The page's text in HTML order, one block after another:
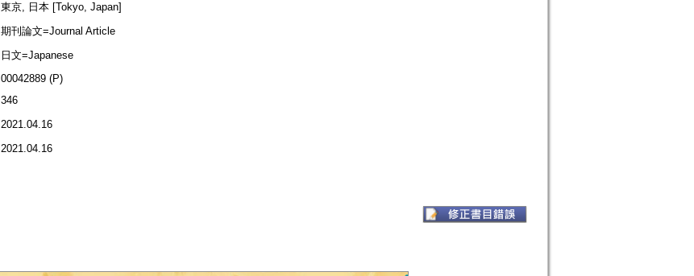
東京, 日本 [Tokyo, Japan]
期刊論文=Journal Article
日文=Japanese
00042889 (P)
346
2021.04.16
2021.04.16